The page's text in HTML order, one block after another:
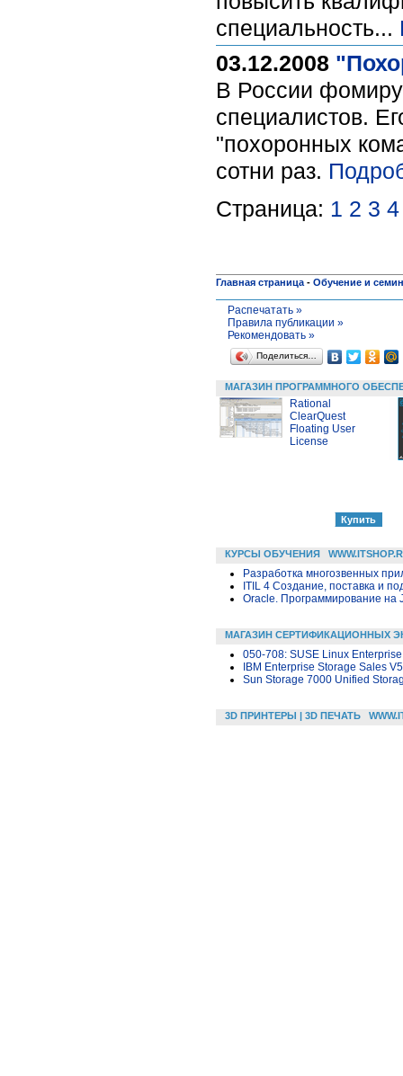
специальность...
03.12.2008
В России
специалистов.
"похоронных
сотни раз.
Страница: 1 2 3 4
Главная страница - Обучение и
Распечатать »
Правила публикации »
Рекомендовать »
Поделиться…
МАГАЗИН ПРОГРАММНОГО
Rational
ClearQuest
Floating User
License
КУРСЫ ОБУЧЕНИЯ
Разработка многозвенных
ITIL 4 Создание, поставка и
Oracle. Программирование на
МАГАЗИН СЕРТИФИКАЦИОННЫХ
050-708: SUSE Linux
IBM Enterprise Storage Sales V5
Sun Storage 7000 Unified
3D ПРИНТЕРЫ | 3D ПЕЧАТЬ